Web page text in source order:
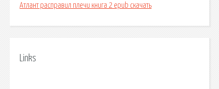
Атлант расправил плечи книга 2 epub скачать
Links